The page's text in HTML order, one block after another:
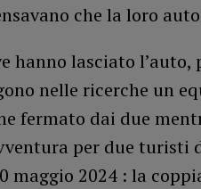
che la loro
hanno lasciato l’auto,
nelle ricerche un
fermato dai due
per due turisti
maggio 2024 : la